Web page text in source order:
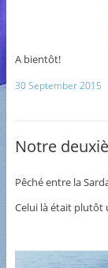
A bientôt!
30 September 2015
Notre
Pêché entre la
Celui là était plutôt